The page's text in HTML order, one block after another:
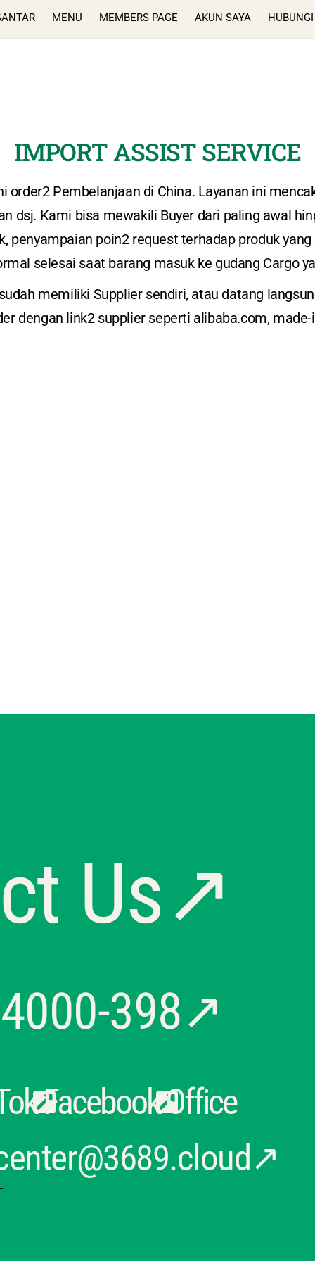
MENU MEMBERS PAGE AKUN SAYA
IMPORT ASSIST SERVICE
order2 Pembelanjaan di China. Layanan ini
dsj. Kami bisa mewakili Buyer dari paling awal
penyampaian poin2 request terhadap produk
selesai saat barang masuk ke gudang Cargo
memiliki Supplier sendiri, atau datang
dengan link2 supplier seperti alibaba.com,
Us↗
398↗
FacebookOffice